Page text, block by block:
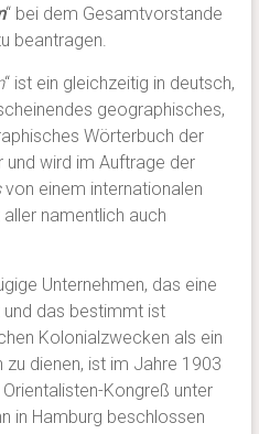
“ bei dem Gesamtvorstande
beantragen.
“ ist ein gleichzeitig in deutsch,
geographisches,
Wörterbuch der
wird im Auftrage der
von einem internationalen
namentlich auch
Unternehmen, das eine
das bestimmt ist
Kolonialzwecken als ein
dienen, ist im Jahre 1903
Kongreß unter
in Hamburg beschlossen